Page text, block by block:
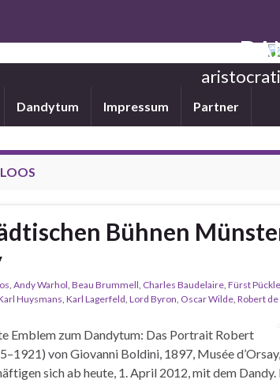
Dandytum Impressum Partner
Bühnen
, Andy Warhol, Beau Brummell, Charles Baudelaire, Fürst
Huysmans, Karl Lagerfeld, Lord Byron, Oscar Wilde, Robert
Emblem zum Dandytum: Das Portrait Robert
von Giovanni Boldini, 1897, Musée
sich ab heute, 1. April 2012, mit dem